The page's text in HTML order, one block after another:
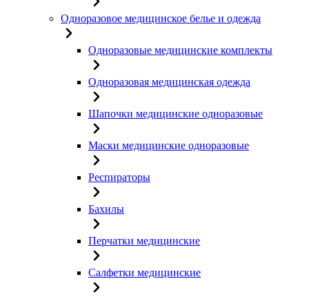
Одноразовое медицинское белье и одежда
Одноразовые медицинские комплекты
Одноразовая медицинская одежда
Шапочки медицинские одноразовые
Маски медицинские одноразовые
Респираторы
Бахилы
Перчатки медицинские
Салфетки медицинские